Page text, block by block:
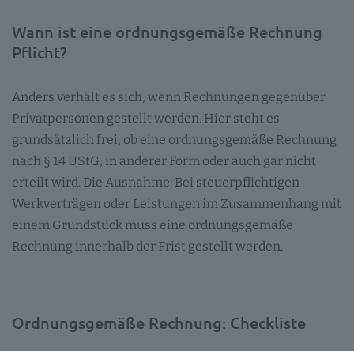
Wann ist eine ordnungsgemäße Rechnung
Pflicht?
Anders verhält es sich, wenn Rechnungen gegenüber
Privatpersonen gestellt werden. Hier steht es
grundsätzlich frei, ob eine ordnungsgemäße Rechnung
nach § 14 UStG, in anderer Form oder auch gar nicht
erteilt wird. Die Ausnahme: Bei steuerpflichtigen
Werkverträgen oder Leistungen im Zusammenhang mit
einem Grundstück muss eine ordnungsgemäße
Rechnung innerhalb der Frist gestellt werden.
Ordnungsgemäße Rechnung: Checkliste